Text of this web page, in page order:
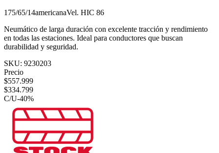
175/65/14americanaVel. HIC 86
Neumático de larga duración con excelente tracción y rendimiento
en todas las estaciones. Ideal para conductores que buscan
durabilidad y seguridad.
SKU: 9230203
Precio
$557.999
$334.799
C/U-40%